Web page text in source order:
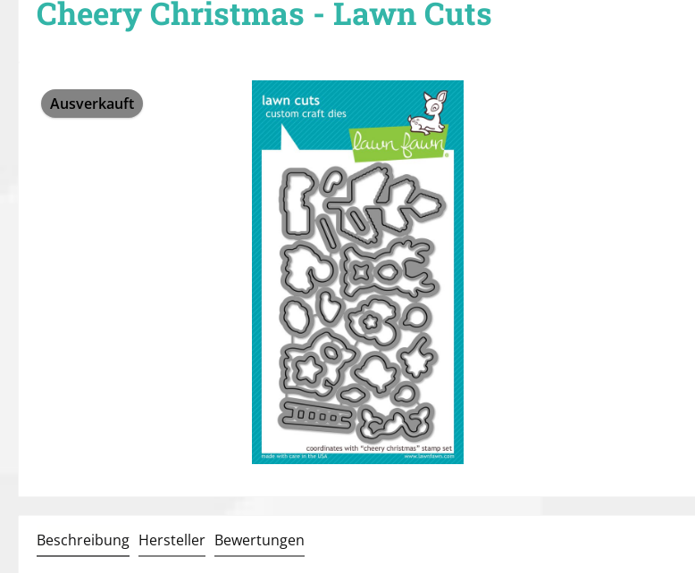
Cheery Christmas - Lawn Cuts
Bildergalerie überspringen
Ausverkauft
Beschreibung Hersteller Bewertungen